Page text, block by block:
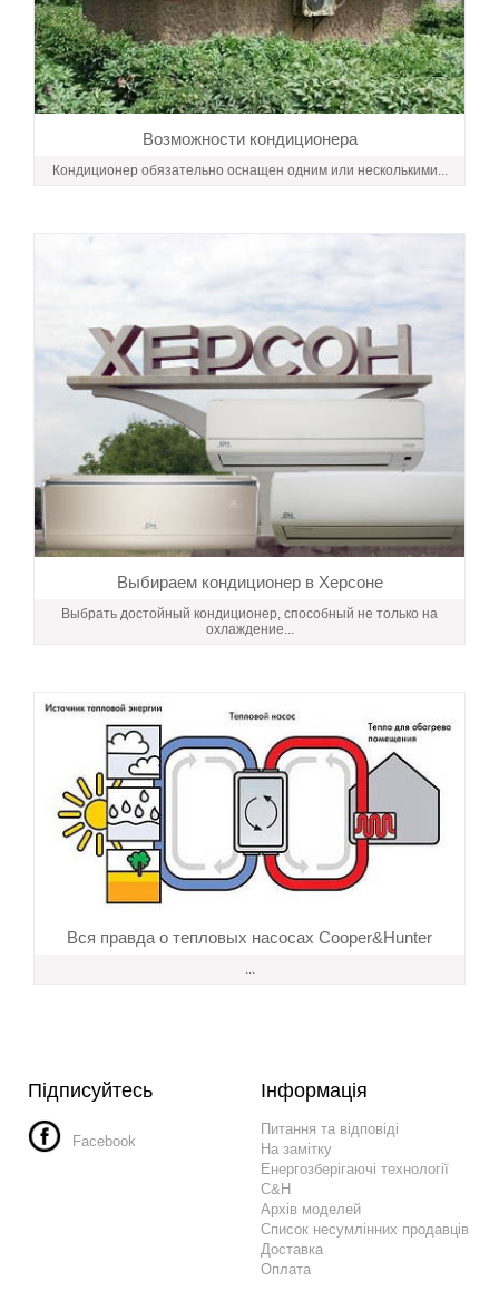
Возможности кондиционера
Кондиционер обязательно оснащен одним или несколькими...
Выбираем кондиционер в Херсоне
Выбрать достойный кондиционер, способный не только на
охлаждение...
Вся правда о тепловых насосах Cooper&Hunter
...
Підписуйтесь
Facebook
Інформація
Питання та відповіді
На замітку
Енергозберігаючі технології
C&H
Архів моделей
Список несумлінних продавців
Доставка
Оплата